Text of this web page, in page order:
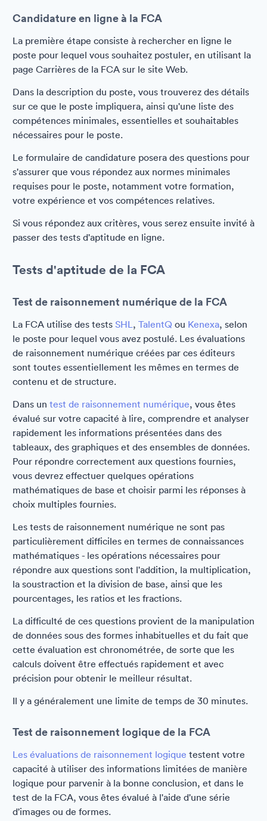
Candidature en ligne à la FCA
La première étape consiste à rechercher en ligne le
poste pour lequel vous souhaitez postuler, en utilisant la
page Carrières de la FCA sur le site Web.
Dans la description du poste, vous trouverez des détails
sur ce que le poste impliquera, ainsi qu'une liste des
compétences minimales, essentielles et souhaitables
nécessaires pour le poste.
Le formulaire de candidature posera des questions pour
s'assurer que vous répondez aux normes minimales
requises pour le poste, notamment votre formation,
votre expérience et vos compétences relatives.
Si vous répondez aux critères, vous serez ensuite invité à
passer des tests d'aptitude en ligne.
Tests d'aptitude de la FCA
Test de raisonnement numérique de la FCA
La FCA utilise des tests SHL, TalentQ ou Kenexa, selon
le poste pour lequel vous avez postulé. Les évaluations
de raisonnement numérique créées par ces éditeurs
sont toutes essentiellement les mêmes en termes de
contenu et de structure.
Dans un test de raisonnement numérique, vous êtes
évalué sur votre capacité à lire, comprendre et analyser
rapidement les informations présentées dans des
tableaux, des graphiques et des ensembles de données.
Pour répondre correctement aux questions fournies,
vous devrez effectuer quelques opérations
mathématiques de base et choisir parmi les réponses à
choix multiples fournies.
Les tests de raisonnement numérique ne sont pas
particulièrement difficiles en termes de connaissances
mathématiques - les opérations nécessaires pour
répondre aux questions sont l'addition, la multiplication,
la soustraction et la division de base, ainsi que les
pourcentages, les ratios et les fractions.
La difficulté de ces questions provient de la manipulation
de données sous des formes inhabituelles et du fait que
cette évaluation est chronométrée, de sorte que les
calculs doivent être effectués rapidement et avec
précision pour obtenir le meilleur résultat.
Il y a généralement une limite de temps de 30 minutes.
Test de raisonnement logique de la FCA
Les évaluations de raisonnement logique testent votre
capacité à utiliser des informations limitées de manière
logique pour parvenir à la bonne conclusion, et dans le
test de la FCA, vous êtes évalué à l'aide d'une série
d'images ou de formes.